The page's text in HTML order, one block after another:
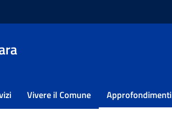
Vivere il Comune Approfondimenti